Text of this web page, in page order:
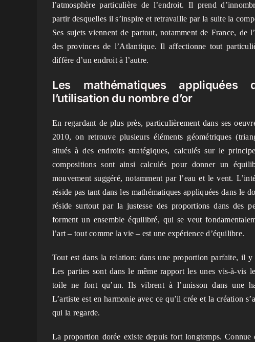
l’atmosphère particulière de l’endroit. Il prend
partir desquelles il s’inspire et retravaille par la suite la
Ses sujets viennent de partout, notamment de France, de
des provinces de l’Atlantique. Il affectionne tout
diffère d’un endroit à l’autre.
Les mathématiques appliquées
l’utilisation du nombre d’or
En regardant de plus près, particulièrement dans ses
2010, on retrouve plusieurs éléments géométriques
situés à des endroits stratégiques, calculés sur le
compositions sont ainsi calculés pour donner un
mouvement suggéré, notamment par l’eau et le vent.
réside pas tant dans les mathématiques appliquées dans le
réside surtout par la justesse des proportions dans des
forment un ensemble équilibré, qui se veut
l’art – tout comme la vie – est une expérience d’équilibre.
Tout est dans la relation: dans une proportion parfaite, il
Les parties sont dans le même rapport les unes vis-à-vis
toile ne font qu’un. Ils vibrent à l’unisson dans une
L’artiste est en harmonie avec ce qu’il crée et la création
qui la regarde.
La proportion dorée existe depuis fort longtemps. Connue